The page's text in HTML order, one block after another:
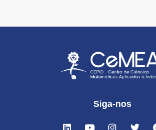
Siga-nos